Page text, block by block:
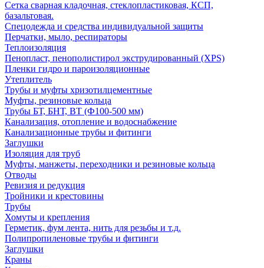
Сетка сварная кладочная, стеклопластиковая, КСП,
базальтовая.
Спецодежда и средства индивидуальной защиты
Перчатки, мыло, респираторы
Теплоизоляция
Пенопласт, пенополистирол экструдированный (XPS)
Пленки гидро и пароизоляционные
Утеплитель
Трубы и муфты хризотилцементные
Муфты, резиновые кольца
Трубы БТ, БНТ, ВТ (Ф100-500 мм)
Канализация, отопление и водоснабжение
Канализационные трубы и фитинги
Заглушки
Изоляция для труб
Муфты, манжеты, переходники и резиновые кольца
Отводы
Ревизия и редукция
Тройники и крестовины
Трубы
Хомуты и крепления
Герметик, фум лента, нить для резьбы и т.д.
Полипропиленовые трубы и фитинги
Заглушки
Краны